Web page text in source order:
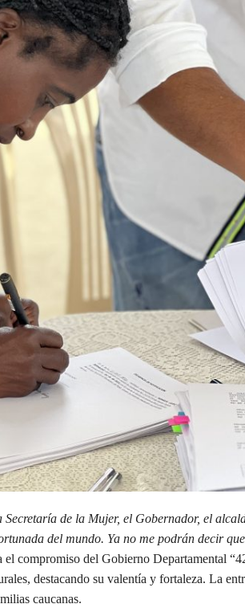
de la Mujer, el Gobernador, el
del mundo. Ya no me podrán decir
el compromiso del Gobierno Departamental
destacando su valentía y fortaleza. La
caucanas.